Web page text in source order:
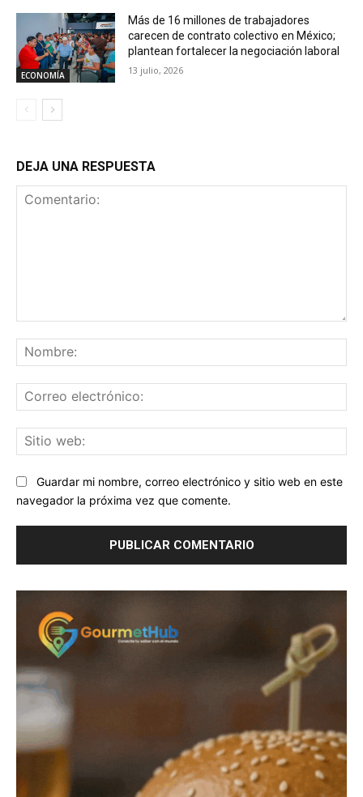
ECONOMÍA
Más de 16 millones de trabajadores
carecen de contrato colectivo en México;
plantean fortalecer la negociación laboral
13 julio, 2026
DEJA UNA RESPUESTA
Guardar mi nombre, correo electrónico y sitio web en este
navegador la próxima vez que comente.